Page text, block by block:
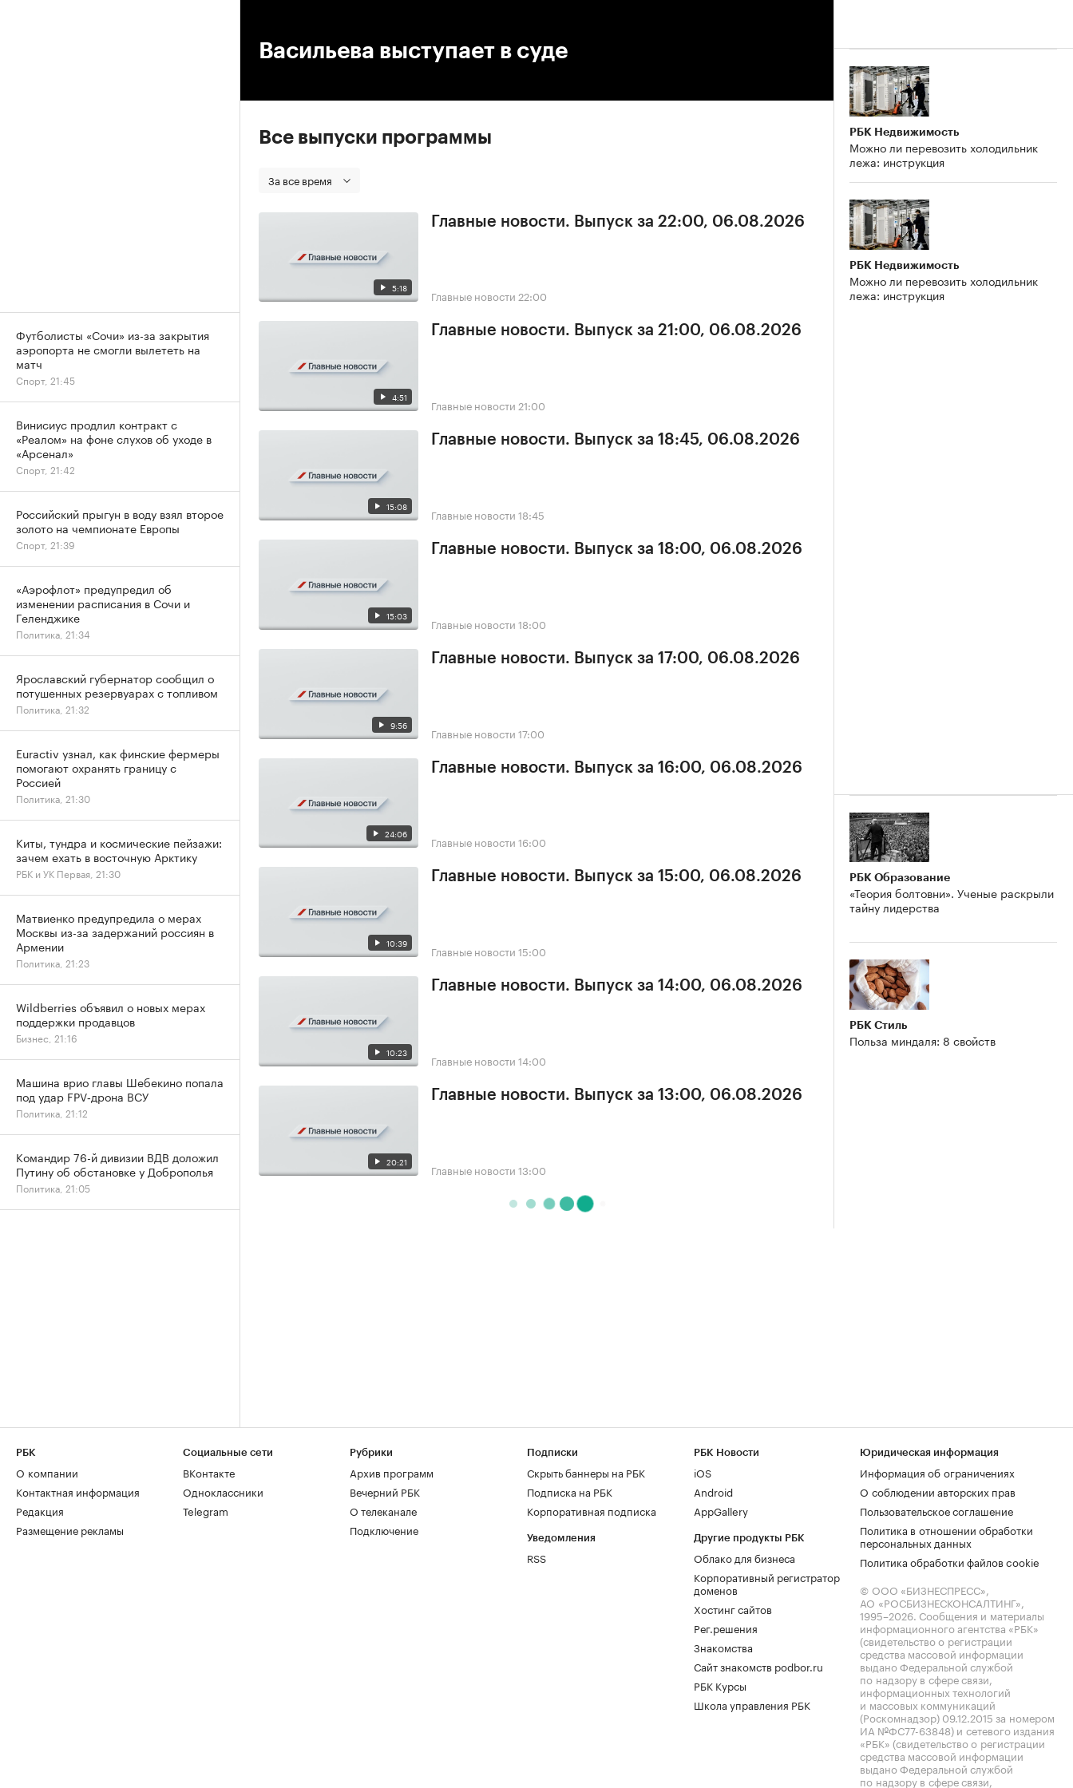
Васильева выступает в суде
Все выпуски программы
За все время
5:18
Главные новости. Выпуск за 22:00, 06.08.2026
Главные новости 22:00
4:51
Главные новости. Выпуск за 21:00, 06.08.2026
Главные новости 21:00
15:08
Главные новости. Выпуск за 18:45, 06.08.2026
Главные новости 18:45
15:03
Главные новости. Выпуск за 18:00, 06.08.2026
Главные новости 18:00
9:56
Главные новости. Выпуск за 17:00, 06.08.2026
Главные новости 17:00
24:06
Главные новости. Выпуск за 16:00, 06.08.2026
Главные новости 16:00
10:39
Главные новости. Выпуск за 15:00, 06.08.2026
Главные новости 15:00
10:23
Главные новости. Выпуск за 14:00, 06.08.2026
Главные новости 14:00
20:21
Главные новости. Выпуск за 13:00, 06.08.2026
Главные новости 13:00
РБК Недвижимость
Можно ли перевозить холодильник
лежа: инструкция
РБК Недвижимость
Можно ли перевозить холодильник
лежа: инструкция
РБК Образование
«Теория болтовни». Ученые раскрыли
тайну лидерства
РБК Стиль
Польза миндаля: 8 свойств
Футболисты «Сочи» из-за закрытия
аэропорта не смогли вылететь на
матч
Спорт, 21:45
Винисиус продлил контракт с
«Реалом» на фоне слухов об уходе в
«Арсенал»
Спорт, 21:42
Российский прыгун в воду взял второе
золото на чемпионате Европы
Спорт, 21:39
«Аэрофлот» предупредил об
изменении расписания в Сочи и
Геленджике
Политика, 21:34
Ярославский губернатор сообщил о
потушенных резервуарах с топливом
Политика, 21:32
Euractiv узнал, как финские фермеры
помогают охранять границу с
Россией
Политика, 21:30
Киты, тундра и космические пейзажи:
зачем ехать в восточную Арктику
РБК и УК Первая, 21:30
Матвиенко предупредила о мерах
Москвы из-за задержаний россиян в
Армении
Политика, 21:23
Wildberries объявил о новых мерах
поддержки продавцов
Бизнес, 21:16
Машина врио главы Шебекино попала
под удар FPV‑дрона ВСУ
Политика, 21:12
Командир 76-й дивизии ВДВ доложил
Путину об обстановке у Доброполья
Политика, 21:05
РБК
О компании
Контактная информация
Редакция
Размещение рекламы
Социальные сети
ВКонтакте
Одноклассники
Telegram
Рубрики
Архив программ
Вечерний РБК
О телеканале
Подключение
Подписки
Скрыть баннеры на РБК
Подписка на РБК
Корпоративная подписка
Уведомления
RSS
РБК Новости
iOS
Android
AppGallery
Другие продукты РБК
Облако для бизнеса
Корпоративный регистратор
доменов
Хостинг сайтов
Рег.решения
Знакомства
Сайт знакомств podbor.ru
РБК Курсы
Школа управления РБК
Юридическая информация
Информация об ограничениях
О соблюдении авторских прав
Пользовательское соглашение
Политика в отношении обработки
персональных данных
Политика обработки файлов cookie
© ООО «БИЗНЕСПРЕСС»,
АО «РОСБИЗНЕСКОНСАЛТИНГ»,
1995–2026. Сообщения и материалы
информационного агентства «РБК»
(свидетельство о регистрации
средства массовой информации
выдано Федеральной службой
по надзору в сфере связи,
информационных технологий
и массовых коммуникаций
(Роскомнадзор) 09.12.2015 за номером
ИА №ФС77-63848) и сетевого издания
«РБК» (свидетельство о регистрации
средства массовой информации
выдано Федеральной службой
по надзору в сфере связи,